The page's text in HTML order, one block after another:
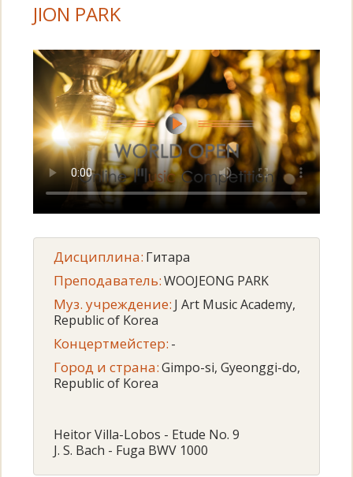
JION PARK
Дисциплина: Гитара
Преподаватель:WOOJEONG PARK
Муз. учреждение: J Art Music Academy,
Republic of Korea
Концертмейстер: -
Город и страна:Gimpo-si, Gyeonggi-do,
Republic of Korea
Heitor Villa-Lobos - Etude No. 9
J. S. Bach - Fuga BWV 1000